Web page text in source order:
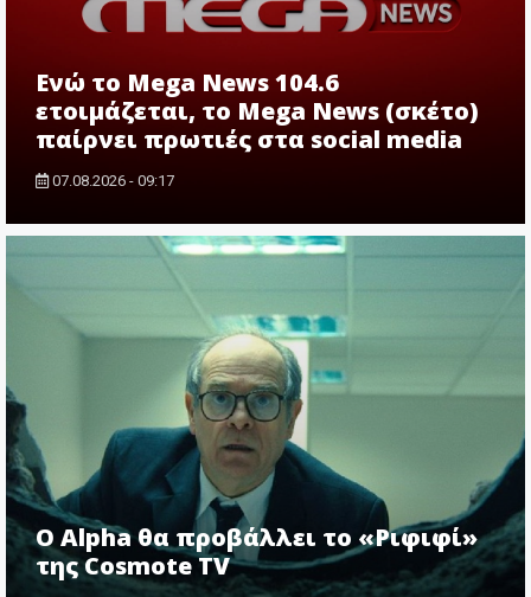
Ενώ το Mega News 104.6
ετοιμάζεται, το Mega News (σκέτο)
παίρνει πρωτιές στα social media
07.08.2026 - 09:17
Ο Alpha θα προβάλλει το «Ριφιφί»
της Cosmote TV